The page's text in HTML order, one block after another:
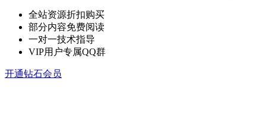
全站资源折扣购买
部分内容免费阅读
一对一技术指导
VIP用户专属QQ群
开通钻石会员